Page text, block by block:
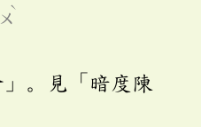
ˋ
。見「暗度陳